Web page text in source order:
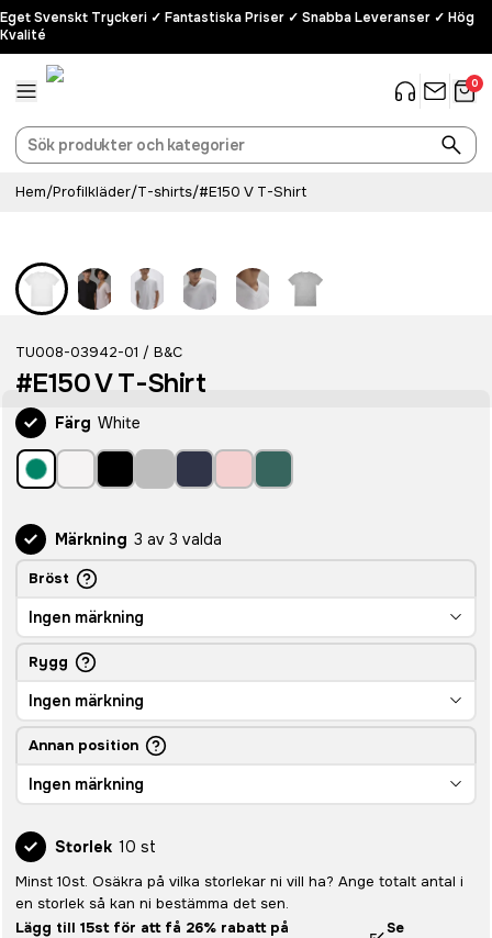
Eget Svenskt Tryckeri ✓ Fantastiska Priser ✓ Snabba Leveranser ✓ Hög
Kvalité
0
Hem/Profilkläder/T-shirts/#E150 V T-Shirt
TU008-03942-01 / B&C
#E150 V T-Shirt
Färg White
Märkning 3 av 3 valda
Bröst
Ingen märkning
Rygg
Ingen märkning
Annan position
Ingen märkning
Storlek 10 st
Minst 10st. Osäkra på vilka storlekar ni vill ha? Ange totalt antal i
en storlek så kan ni bestämma det sen.
Lägg till 15st för att få 26% rabatt på
Se